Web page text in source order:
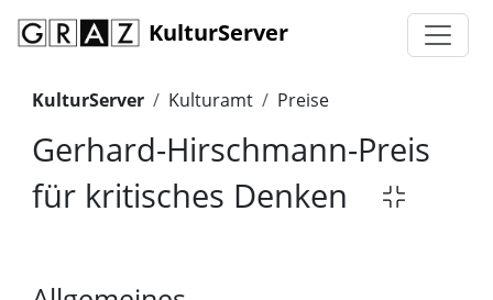
KulturServer
KulturServer Kulturamt Preise
Gerhard-Hirschmann-Preis
für kritisches Denken